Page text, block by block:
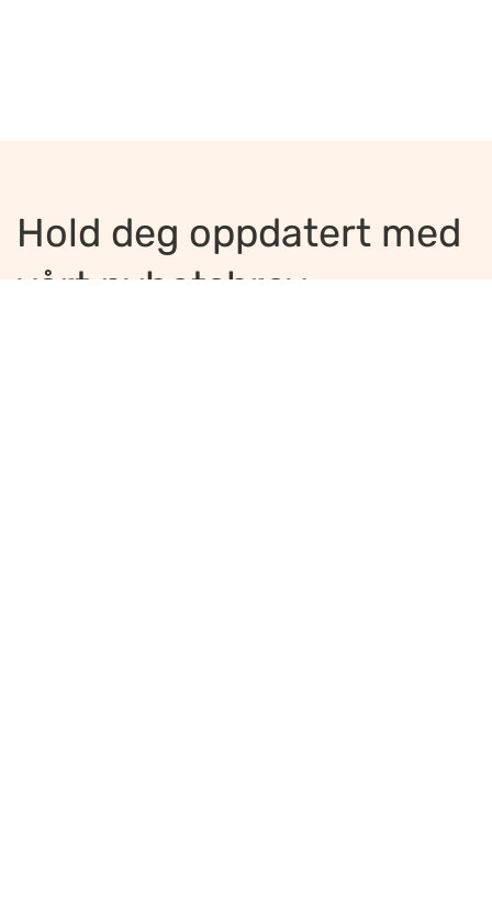
Hold deg oppdatert med
vårt nyhetsbrev